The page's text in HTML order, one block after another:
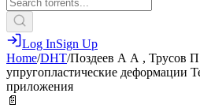
Log InSign Up
Home/DHT/Поздеев А А , Трусов
упругопластические деформации
приложения
📄